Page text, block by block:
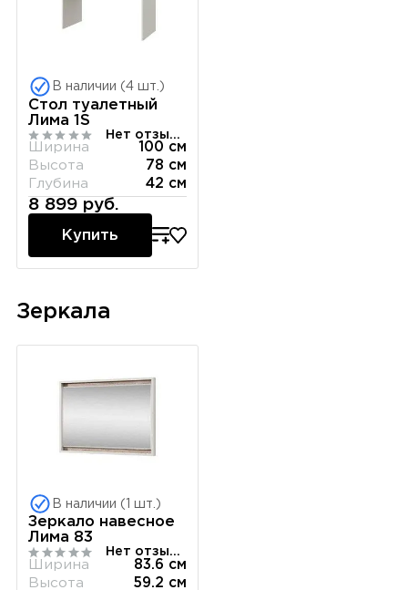
В наличии (4 шт.)
Стол туалетный
Лима 1S
Нет отзывов
Ширина
100 см
Высота
78 см
Глубина
42 см
8 899 руб.
Купить
Зеркала
В наличии (1 шт.)
Зеркало навесное
Лима 83
Нет отзывов
Ширина
83.6 см
Высота
59.2 см